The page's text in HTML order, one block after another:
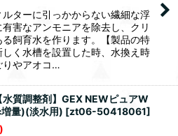
ターに引っかからない繊細な浮
害なアンモニアを除去し、クリ
飼育水を作ります。【製品の特
く水槽を設置した時、水換え時
りやアオコ…
水質調整剤】GEX NEWピュアW
量)(淡水用) [zt06-50418061]